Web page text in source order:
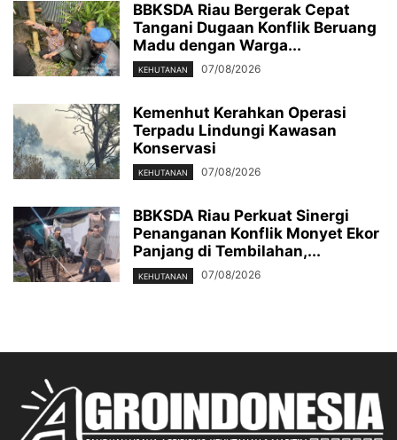
BBKSDA Riau Bergerak Cepat
Tangani Dugaan Konflik Beruang
Madu dengan Warga...
KEHUTANAN 07/08/2026
Kemenhut Kerahkan Operasi
Terpadu Lindungi Kawasan
Konservasi
KEHUTANAN 07/08/2026
BBKSDA Riau Perkuat Sinergi
Penanganan Konflik Monyet Ekor
Panjang di Tembilahan,...
KEHUTANAN 07/08/2026